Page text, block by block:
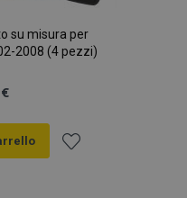
su misura per
2008 (4 pezzi)